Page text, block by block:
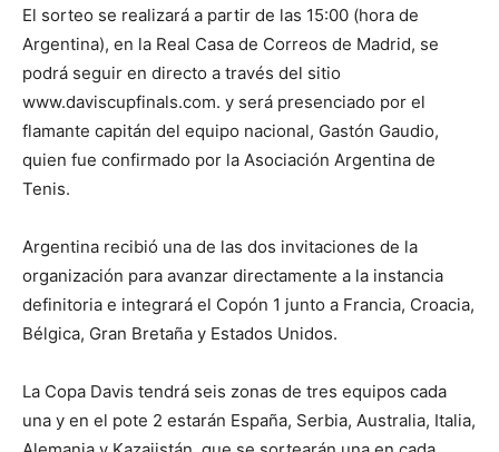
El sorteo se realizará a partir de las 15:00 (hora de
Argentina), en la Real Casa de Correos de Madrid, se
podrá seguir en directo a través del sitio
www.daviscupfinals.com. y será presenciado por el
flamante capitán del equipo nacional, Gastón Gaudio,
quien fue confirmado por la Asociación Argentina de
Tenis.
Argentina recibió una de las dos invitaciones de la
organización para avanzar directamente a la instancia
definitoria e integrará el Copón 1 junto a Francia, Croacia,
Bélgica, Gran Bretaña y Estados Unidos.
La Copa Davis tendrá seis zonas de tres equipos cada
una y en el pote 2 estarán España, Serbia, Australia, Italia,